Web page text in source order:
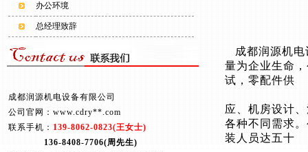
办公环境
总经理致辞
成都润源机电设备有限公司
公司官网：www.cdry**.com
联系手机： 139-8062-0823(王女士)
136-8408-7706(周先生)
成都润源机电
量为企业生命
试，零配件供
应、机房设计
各种不同需求
装人员达五十